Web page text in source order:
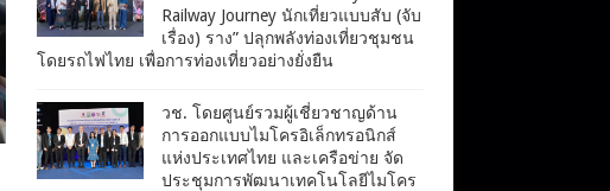
Railway Journey นักเที่ยวแบบสับ (จับ
เรื่อง) ราง” ปลุกพลังท่องเที่ยวชุมชน
โดยรถไฟไทย เพื่อการท่องเที่ยวอย่างยั่งยืน
วช. โดยศูนย์รวมผู้เชี่ยวชาญด้าน
การออกแบบไมโครอิเล็กทรอนิกส์
แห่งประเทศไทย และเครือข่าย จัด
ประชุมการพัฒนาเทคโนโลยีไมโคร